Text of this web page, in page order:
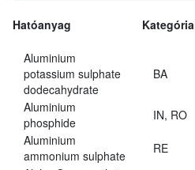
Hatóanyag Kategória
Aluminium
potassium sulphate
dodecahydrate
BA
Aluminium
phosphide
IN, RO
Aluminium
ammonium sulphate
RE